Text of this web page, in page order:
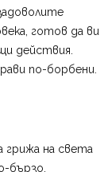
готов да ви
действия.
по-борбени.
грижа на света
бързо,